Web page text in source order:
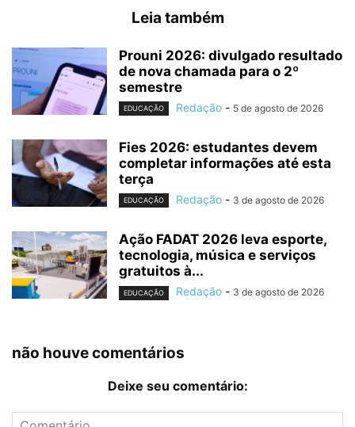
Leia também
Prouni 2026: divulgado resultado
de nova chamada para o 2º
semestre
EDUCAÇÃO Redação - 5 de agosto de 2026
Fies 2026: estudantes devem
completar informações até esta
terça
EDUCAÇÃO Redação - 3 de agosto de 2026
Ação FADAT 2026 leva esporte,
tecnologia, música e serviços
gratuitos à...
EDUCAÇÃO Redação - 3 de agosto de 2026
não houve comentários
Deixe seu comentário: